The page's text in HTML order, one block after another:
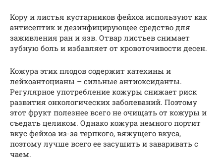
Кору и листья кустарников фейхоа используют как
антисептик и дезинфицирующее средство для
заживления ран и язв. Отвар листьев снимает
зубную боль и избавляет от кровоточивости десен.
Кожура этих плодов содержит катехины и
лейкоантоцианы – сильные антиоксиданты.
Регулярное употребление кожуры снижает риск
развития онкологических заболеваний. Поэтому
этот фрукт полезнее всего не очищать от кожуры и
съедать целиком. Однако кожура немного портит
вкус фейхоа из-за терпкого, вяжущего вкуса,
поэтому лучше всего ее засушить и заваривать с
чаем.